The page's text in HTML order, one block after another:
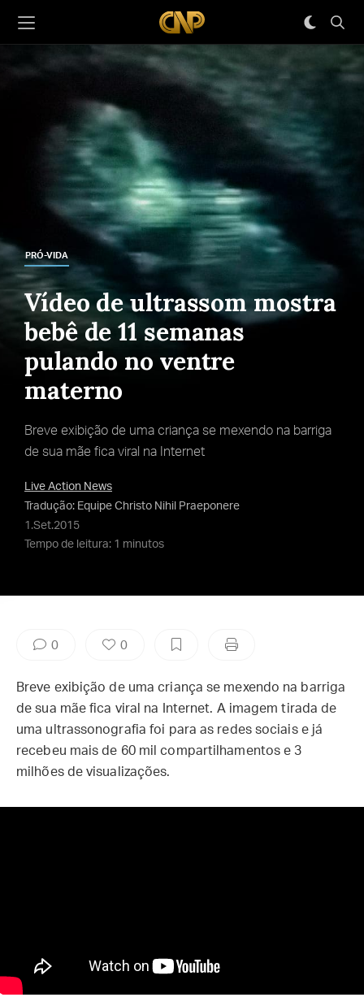
PRÓ-VIDA
Vídeo de ultrassom mostra
bebê de 11 semanas
pulando no ventre
materno
Breve exibição de uma criança se mexendo na barriga
de sua mãe fica viral na Internet
Live Action News
Tradução: Equipe Christo Nihil Praeponere
1.Set.2015
Tempo de leitura: 1 minutos
0 0
Breve exibição de uma criança se mexendo na barriga
de sua mãe fica viral na Internet. A imagem tirada de
uma ultrassonografia foi para as redes sociais e já
recebeu mais de 60 mil compartilhamentos e 3
milhões de visualizações.